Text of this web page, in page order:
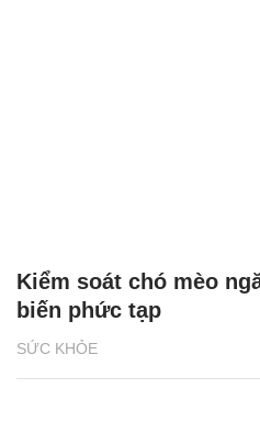
SỨC KHỎE
Kiểm soát chó mèo
biến phức tạp